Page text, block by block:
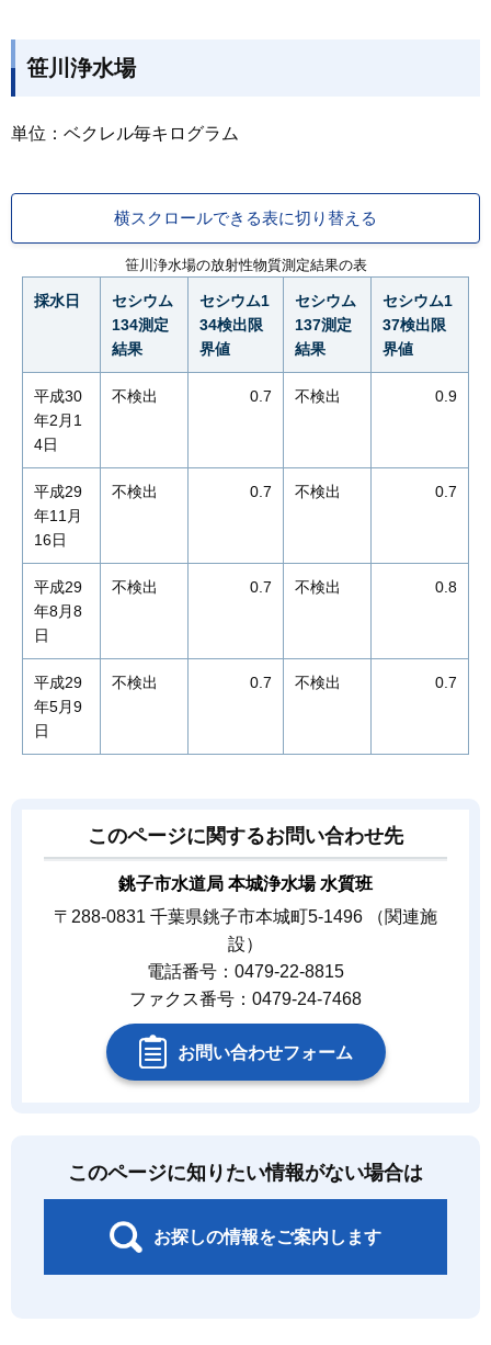
笹川浄水場
単位：ベクレル毎キログラム
横スクロールできる表に切り替える
笹川浄水場の放射性物質測定結果の表
採水日
セシウム
134測定
結果
セシウム1
34検出限
界値
セシウム
137測定
結果
セシウム1
37検出限
界値
平成30
年2月1
4日
不検出 0.7 不検出 0.9
平成29
年11月
16日
不検出 0.7 不検出 0.7
平成29
年8月8
日
不検出 0.7 不検出 0.8
平成29
年5月9
日
不検出 0.7 不検出 0.7
このページに関するお問い合わせ先
銚子市水道局 本城浄水場 水質班
〒288-0831 千葉県銚子市本城町5-1496 （関連施
設）
電話番号：0479-22-8815
ファクス番号：0479-24-7468
お問い合わせフォーム
このページに知りたい情報がない場合は
お探しの情報をご案内します